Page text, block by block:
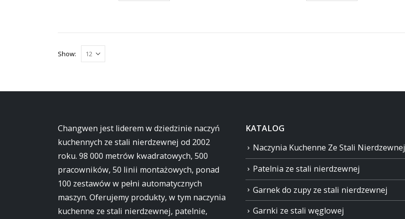
Show:
Changwen jest liderem w dziedzinie naczyń
kuchennych ze stali nierdzewnej od 2002
roku. 98 000 metrów kwadratowych, 500
pracowników, 50 linii montażowych, ponad
100 zestawów w pełni automatycznych
maszyn. Oferujemy produkty, w tym naczynia
kuchenne ze stali nierdzewnej, patelnie,
KATALOG
Naczynia Kuchenne Ze Stali Nierdzewnej
Patelnia ze stali nierdzewnej
Garnek do zupy ze stali nierdzewnej
Garnki ze stali węglowej